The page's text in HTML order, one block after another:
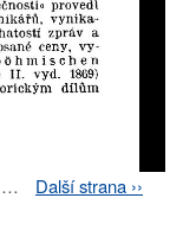
…
Next
Další strana ››